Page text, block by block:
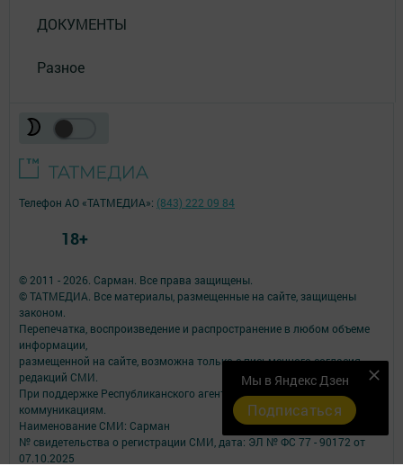
ДОКУМЕНТЫ
Разное
Мы в Яндекс Дзен
Подписаться
© 2011 - 2026. Сарман. Все права защищены.
© ТАТМЕДИА. Все материалы, размещенные на сайте, защищены
законом.
Перепечатка, воспроизведение и распространение в любом объеме
информации,
размещенной на сайте, возможна только с письменного согласия
редакций СМИ.
При поддержке Республиканского агентства по печати и массовым
коммуникациям.
Наименование СМИ: Сарман
№ свидетельства о регистрации СМИ, дата: ЭЛ № ФС 77 - 90172 от
07.10.2025
Телефон АО «ТАТМЕДИА»: (843) 222 09 84
18+